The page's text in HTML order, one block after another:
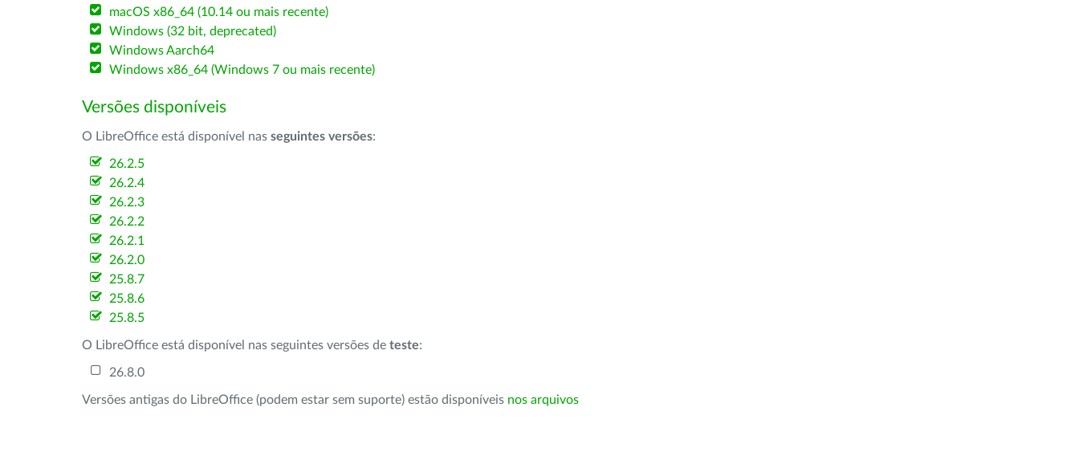
macOS x86_64 (10.14 ou mais recente)
Windows (32 bit, deprecated)
Windows Aarch64
Windows x86_64 (Windows 7 ou mais recente)
Versões disponíveis
O LibreOffice está disponível nas seguintes versões:
26.2.5
26.2.4
26.2.3
26.2.2
26.2.1
26.2.0
25.8.7
25.8.6
25.8.5
O LibreOffice está disponível nas seguintes versões de teste:
26.8.0
Versões antigas do LibreOffice (podem estar sem suporte) estão disponíveis nos arquivos